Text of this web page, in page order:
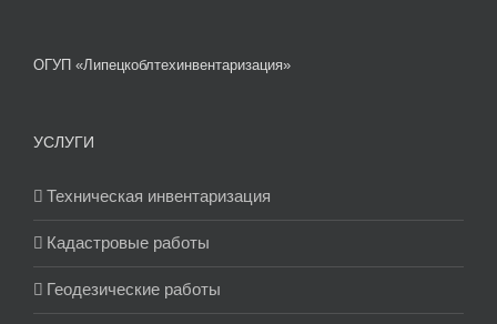
ОГУП «Липецкоблтехинвентаризация»
УСЛУГИ
Техническая инвентаризация
Кадастровые работы
Геодезические работы